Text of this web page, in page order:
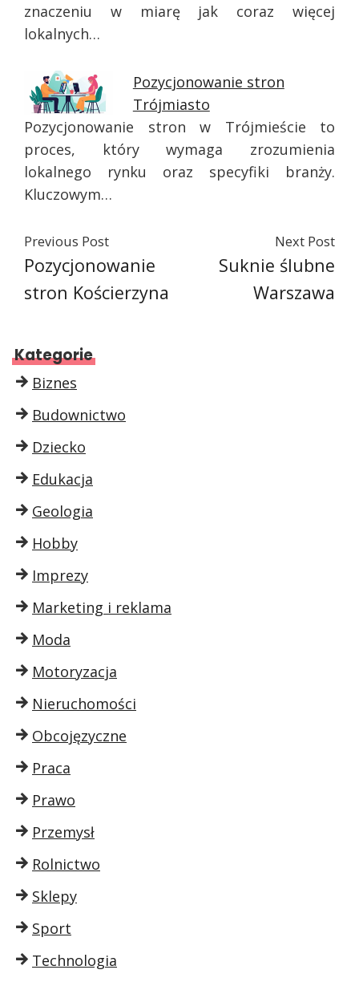
znaczeniu w miarę jak coraz więcej
lokalnych…
Pozycjonowanie stron
Trójmiasto
Pozycjonowanie stron w Trójmieście to
proces, który wymaga zrozumienia
lokalnego rynku oraz specyfiki branży.
Kluczowym…
Previous Post
Pozycjonowanie
stron Kościerzyna
Next Post
Suknie ślubne
Warszawa
Kategorie
Biznes
Budownictwo
Dziecko
Edukacja
Geologia
Hobby
Imprezy
Marketing i reklama
Moda
Motoryzacja
Nieruchomości
Obcojęzyczne
Praca
Prawo
Przemysł
Rolnictwo
Sklepy
Sport
Technologia